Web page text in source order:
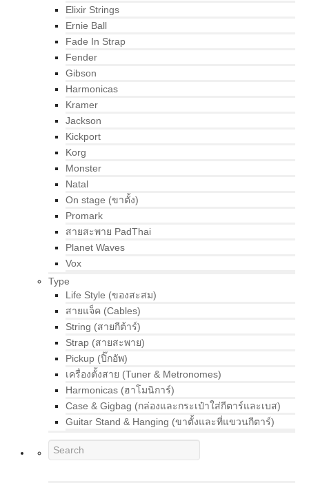
Elixir Strings
Ernie Ball
Fade In Strap
Fender
Gibson
Harmonicas
Kramer
Jackson
Kickport
Korg
Monster
Natal
On stage (ขาตั้ง)
Promark
สายสะพาย PadThai
Planet Waves
Vox
Type
Life Style (ของสะสม)
สายแจ็ค (Cables)
String (สายกีต้าร์)
Strap (สายสะพาย)
Pickup (ปิ๊กอัพ)
เครื่องตั้งสาย (Tuner & Metronomes)
Harmonicas (ฮาโมนิการ์)
Case & Gigbag (กล่องและกระเป๋าใส่กีตาร์และเบส)
Guitar Stand & Hanging (ขาตั้งและที่แขวนกีตาร์)